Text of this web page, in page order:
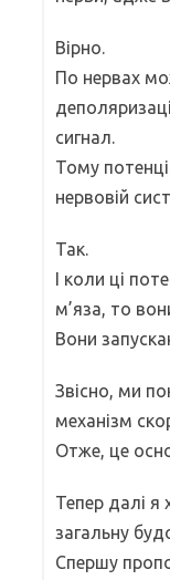
Вірно.
По нервах
сигнал.
Тому
нервовій
Так.
І коли ці
м’яза, то
Вони
Звісно, ми
механізм
Отже, це
Тепер далі я
загальну
Спершу